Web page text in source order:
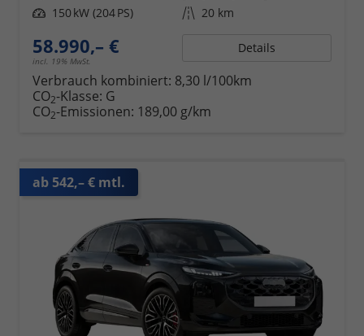
Leistung 150 kW (204 PS) Kilometerstand 20 km
58.990,– €
incl. 19% MwSt.
Details
Verbrauch kombiniert: 8,30 l/100km
CO2-Klasse: G
CO2-Emissionen: 189,00 g/km
ab 542,– € mtl.